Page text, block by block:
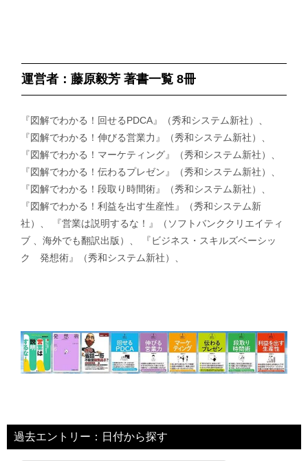
運営者：藤原毅芳 著書一覧 8冊
『図解でわかる！回せるPDCA』（秀和システム新社）、
『図解でわかる！伸びる営業力』（秀和システム新社）、
『図解でわかる！マーケティング』（秀和システム新社）、
『図解でわかる！伝わるプレゼン』（秀和システム新社）、
『図解でわかる！段取り時間術』（秀和システム新社）、
『図解でわかる！利益を出す生産性』（秀和システム新
社）、 『営業は説明するな！』（ソフトバンククリエイティ
ブ 、海外でも翻訳出版）、 『ビジネス・スキルズベーシッ
ク 発想術』（秀和システム新社）、
過去エントリー：日付から探す